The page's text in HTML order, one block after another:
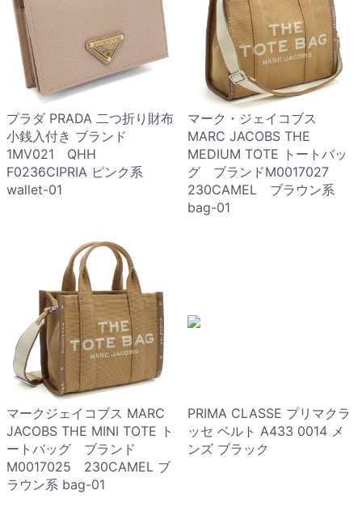
プラダ PRADA 二つ折り財布
小銭入付き ブランド
1MV021 QHH
F0236CIPRIA ピンク系
wallet-01
マーク・ジェイコブス
MARC JACOBS THE
MEDIUM TOTE トートバッ
グ ブランドM0017027
230CAMEL ブラウン系
bag-01
マークジェイコブス MARC
JACOBS THE MINI TOTE ト
ートバッグ ブランド
M0017025 230CAMEL ブ
ラウン系 bag-01
PRIMA CLASSE プリマクラ
ッセ ベルト A433 0014 メ
ンズ ブラック